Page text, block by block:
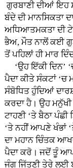
ਗੁਰਬਾਣੀ ਦੀਆਂ ਇਹ
ਬੰਦੇ ਦੀ ਮਾਨਸਿਕਤਾ
ਅਧਿਆਤਮਕਤਾ ਦੀ
ਭੈਅ, ਮੌਤ ਨਾਲੋਂ ਕਈ
ਤੋਂ ਪਹਿਲਾਂ ਹੀ ਮਾਰ
‘ਉਹ ਇੱਕੀ ਦਿਨ’
ਪੈਦਾ ਕੀਤੇ ਸੰਕਟਾਂ
ਸੰਬੋਧਿਤ ਹੁੰਦਿਆਂ
ਕਰਦਾ ਹੈ। ਉਹ ਮਨੁੱਖੀ
ਟਾਹਣੀ ‘ਤੇ ਬੈਠਾ
‘ਤੇ ਨਹੀਂ ਆਪਣੇ ਖੰਭਾਂ
ਦਾ ਮਹਾਨ ਚਿੰਤਕ
ਪੈਦਾ ਕਰੋ। ਜਦੋਂ ਤੂੰ
ਜੰਗ ਜਿੱਤਣੀ ਤੇਰੇ ਲਈ